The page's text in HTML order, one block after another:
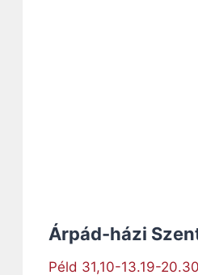
Árpád-házi
Péld 31,10-13.19-